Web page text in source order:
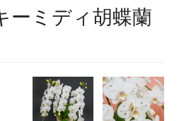
ーミディ胡蝶蘭